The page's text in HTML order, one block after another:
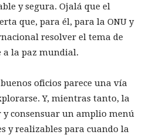
y segura. Ojalá que el
que, para él, para la ONU y
resolver el tema de
a la paz mundial.
oficios parece una vía
Y, mientras tanto, la
y consensuar un amplio menú
y realizables para cuando la